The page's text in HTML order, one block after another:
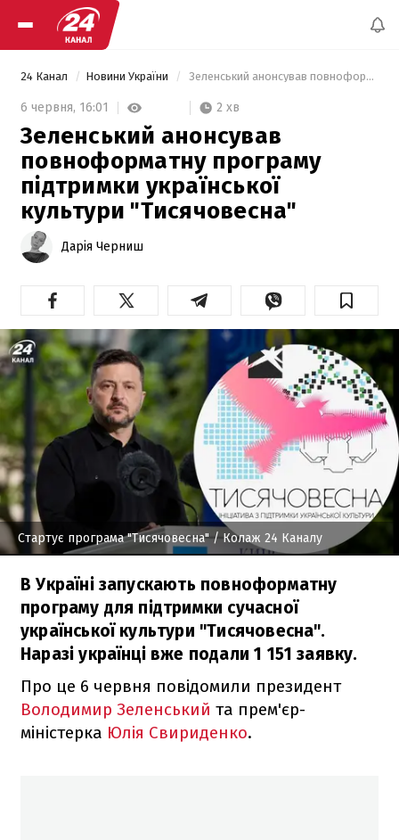
24 Канал Новини України Зеленський анонсував повноформатну програму підтримки української культури "Тисячовесна"
6 червня, 16:01 2 хв
Зеленський анонсував
повноформатну програму
підтримки української
культури "Тисячовесна"
Дарія Черниш
Стартує програма "Тисячовесна"/ Колаж 24 Каналу
В Україні запускають повноформатну
програму для підтримки сучасної
української культури "Тисячовесна".
Наразі українці вже подали 1 151 заявку.
Про це 6 червня повідомили президент
Володимир Зеленський та прем'єр-
міністерка Юлія Свириденко.